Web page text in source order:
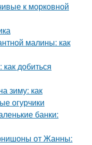
к морковной
малины: как
добиться
зиму: как
огурчики
банки:
от Жанны: